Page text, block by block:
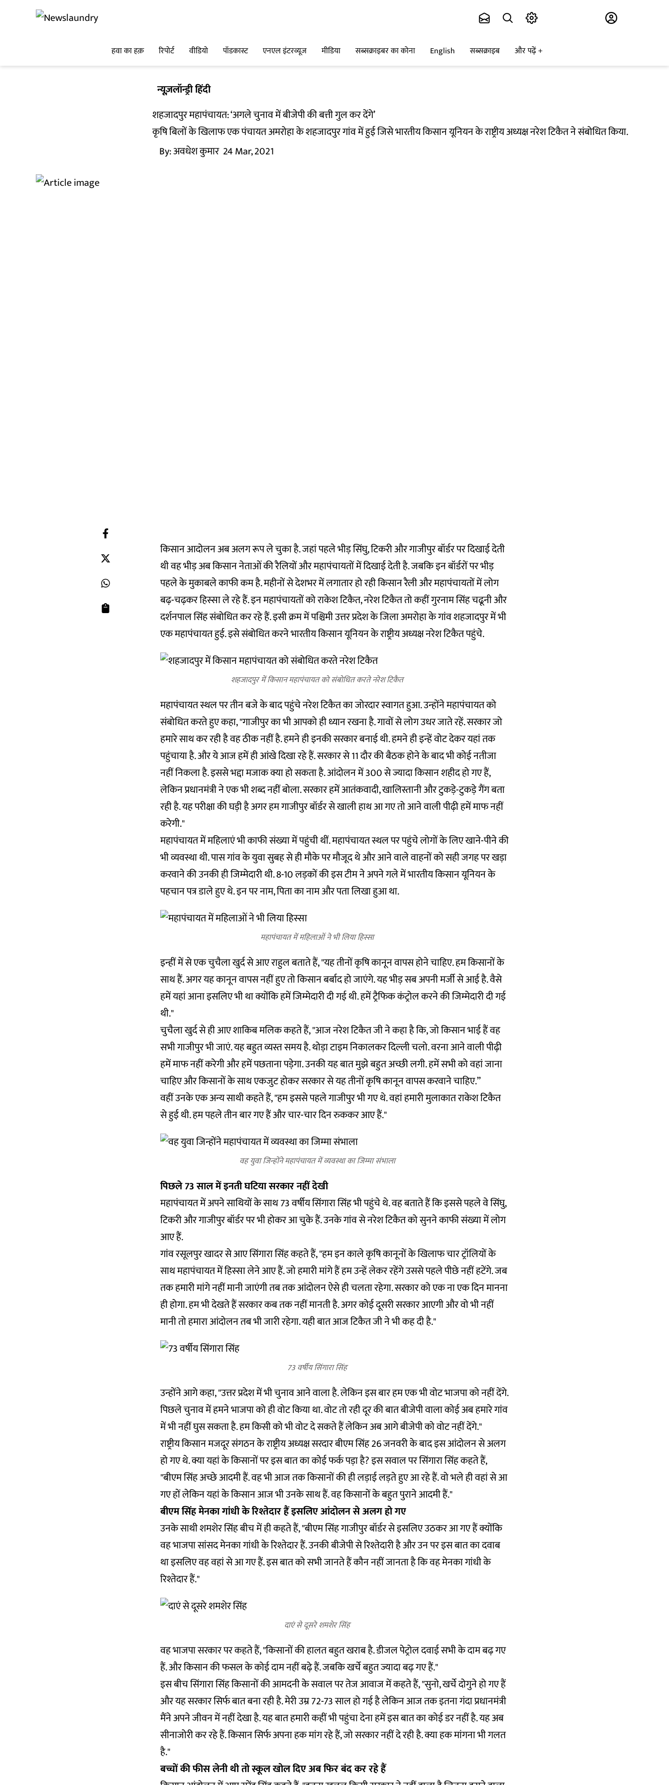
हवा का हक़ रिपोर्ट वीडियो पॉडकास्ट एनएल इंटरव्यूज मीडिया सब्सक्राइबर का कोना English सब्सक्राइब और पढ़ें
न्यूज़लॉन्ड्री हिंदी
शहजादपुर महापंचायत: ‘अगले चुनाव में बीजेपी की बत्ती गुल कर देंगे’
कृषि बिलों के खिलाफ एक पंचायत अमरोहा के शहजादपुर गांव में हुई जिसे भारतीय किसान यूनियन के राष्ट्रीय अध्यक्ष नरेश टिकैत ने संबोधित किया.
By:अवधेश कुमार 24 Mar, 2021
किसान आदोलन अब अलग रूप ले चुका है. जहां पहले भीड़ सिंघु, टिकरी और गाजीपुर बॉर्डर पर दिखाई देती
थी वह भीड़ अब किसान नेताओं की रैलियों और महापंचायतों में दिखाई देती है. जबकि इन बॉर्डरों पर भीड़
पहले के मुकाबले काफी कम है. महीनों से देशभर में लगातार हो रही किसान रैली और महापंचायतों में लोग
बढ़-चढ़कर हिस्सा ले रहे हैं. इन महापंचायतों को राकेश टिकैत, नरेश टिकैत तो कहीं गुरनाम सिंह चढूनी और
दर्शनपाल सिंह संबोधित कर रहे हैं. इसी क्रम में पश्चिमी उत्तर प्रदेश के जिला अमरोहा के गांव शहजादपुर में भी
एक महापंचायत हुई. इसे संबोधित करने भारतीय किसान यूनियन के राष्ट्रीय अध्यक्ष नरेश टिकैत पहुंचे.
शहजादपुर में किसान महापंचायत को संबोधित करते नरेश टिकैत
महापंचायत स्थल पर तीन बजे के बाद पहुंचे नरेश टिकैत का जोरदार स्वागत हुआ. उन्होंने महापंचायत को
संबोधित करते हुए कहा, "गाजीपुर का भी आपको ही ध्यान रखना है. गावों से लोग उधर जाते रहें. सरकार जो
हमारे साथ कर रही है वह ठीक नहीं है. हमने ही इनकी सरकार बनाई थी. हमने ही इन्हें वोट देकर यहां तक
पहुंचाया है. और ये आज हमें ही आंखे दिखा रहे हैं. सरकार से 11 दौर की बैठक होने के बाद भी कोई नतीजा
नहीं निकला है. इससे भद्दा मजाक क्या हो सकता है. आंदोलन में 300 से ज्यादा किसान शहीद हो गए हैं,
लेकिन प्रधानमंत्री ने एक भी शब्द नहीं बोला. सरकार हमें आतंकवादी, खालिस्तानी और टुकड़े-टुकड़े गैंग बता
रही है. यह परीक्षा की घड़ी है अगर हम गाजीपुर बॉर्डर से खाली हाथ आ गए तो आने वाली पीढ़ी हमें माफ नहीं
करेगी."
महापंचायत में महिलाएं भी काफी संख्या में पहुंची थीं. महापंचायत स्थल पर पहुंचे लोगों के लिए खाने-पीने की
भी व्यवस्था थी. पास गांव के युवा सुबह से ही मौके पर मौजूद थे और आने वाले वाहनों को सही जगह पर खड़ा
करवाने की उनकी ही जिम्मेदारी थी. 8-10 लड़कों की इस टीम ने अपने गले में भारतीय किसान यूनियन के
पहचान पत्र डाले हुए थे. इन पर नाम, पिता का नाम और पता लिखा हुआ था.
महापंचायत में महिलाओं ने भी लिया हिस्सा
इन्हीं में से एक चुचैला खुर्द से आए राहुल बताते हैं, "यह तीनों कृषि कानून वापस होने चाहिए. हम किसानों के
साथ हैं. अगर यह कानून वापस नहीं हुए तो किसान बर्बाद हो जाएंगे. यह भीड़ सब अपनी मर्जी से आई है. वैसे
हमें यहां आना इसलिए भी था क्योंकि हमें जिम्मेदारी दी गई थी. हमें ट्रैफिक कंट्रोल करने की जिम्मेदारी दी गई
थी."
चुचैला खुर्द से ही आए शाकिब मलिक कहते हैं, "आज नरेश टिकैत जी ने कहा है कि, जो किसान भाई हैं वह
सभी गाजीपुर भी जाएं. यह बहुत व्यस्त समय है. थोड़ा टाइम निकालकर दिल्ली चलो. वरना आने वाली पीढ़ी
हमें माफ नहीं करेगी और हमें पछताना पड़ेगा. उनकी यह बात मुझे बहुत अच्छी लगी. हमें सभी को वहां जाना
चाहिए और किसानों के साथ एकजुट होकर सरकार से यह तीनों कृषि कानून वापस करवाने चाहिए.”
वहीं उनके एक अन्य साथी कहते हैं, "हम इससे पहले गाजीपुर भी गए थे. वहां हमारी मुलाकात राकेश टिकैत
से हुई थी. हम पहले तीन बार गए हैं और चार-चार दिन रुककर आए हैं."
वह युवा जिन्होंने महापंचायत में व्यवस्था का जिम्मा संभाला
पिछले 73 साल में इनती घटिया सरकार नहीं देखी
महापंचायत में अपने साथियों के साथ 73 वर्षीय सिंगारा सिंह भी पहुंचे थे. वह बताते हैं कि इससे पहले वे सिंघु,
टिकरी और गाजीपुर बॉर्डर पर भी होकर आ चुके हैं. उनके गांव से नरेश टिकैत को सुनने काफी संख्या में लोग
आए हैं.
गांव रसूलपुर खादर से आए सिंगारा सिंह कहते हैं, "हम इन काले कृषि कानूनों के खिलाफ चार ट्रॉलियों के
साथ महापंचायत में हिस्सा लेने आए हैं. जो हमारी मांगे हैं हम उन्हें लेकर रहेंगे उससे पहले पीछे नहीं हटेंगे. जब
तक हमारी मांगे नहीं मानी जाएंगी तब तक आंदोलन ऐसे ही चलता रहेगा. सरकार को एक ना एक दिन मानना
ही होगा. हम भी देखते हैं सरकार कब तक नहीं मानती है. अगर कोई दूसरी सरकार आएगी और वो भी नहीं
मानी तो हमारा आंदोलन तब भी जारी रहेगा. यही बात आज टिकैत जी ने भी कह दी है."
73 वर्षीय सिंगारा सिंह
उन्होंने आगे कहा, "उत्तर प्रदेश में भी चुनाव आने वाला है. लेकिन इस बार हम एक भी वोट भाजपा को नहीं देंगे.
पिछले चुनाव में हमने भाजपा को ही वोट किया था. वोट तो रही दूर की बात बीजेपी वाला कोई अब हमारे गांव
में भी नहीं घुस सकता है. हम किसी को भी वोट दे सकते हैं लेकिन अब आगे बीजेपी को वोट नहीं देंगे."
राष्ट्रीय किसान मजदूर संगठन के राष्ट्रीय अध्यक्ष सरदार बीएम सिंह 26 जनवरी के बाद इस आंदोलन से अलग
हो गए थे. क्या यहां के किसानों पर इस बात का कोई फर्क पड़ा है? इस सवाल पर सिंगारा सिंह कहते हैं,
"बीएम सिंह अच्छे आदमी हैं. वह भी आज तक किसानों की ही लड़ाई लड़ते हुए आ रहे हैं. वो भले ही वहां से आ
गए हों लेकिन यहां के किसान आज भी उनके साथ हैं. वह किसानों के बहुत पुराने आदमी हैं."
बीएम सिंह मेनका गांधी के रिश्तेदार हैं इसलिए आंदोलन से अलग हो गए
उनके साथी शमशेर सिंह बीच में ही कहते हैं, "बीएम सिंह गाजीपुर बॉर्डर से इसलिए उठकर आ गए हैं क्योंकि
वह भाजपा सांसद मेनका गांधी के रिश्तेदार हैं. उनकी बीजेपी से रिश्तेदारी है और उन पर इस बात का दवाब
था इसलिए वह वहां से आ गए हैं. इस बात को सभी जानते हैं कौन नहीं जानता है कि वह मेनका गांधी के
रिश्तेदार हैं."
दाएं से दूसरे शमशेर सिंह
वह भाजपा सरकार पर कहते हैं, "किसानों की हालत बहुत खराब है. डीजल पेट्रोल दवाई सभी के दाम बढ़ गए
हैं. और किसान की फसल के कोई दाम नहीं बढ़े हैं. जबकि खर्चे बहुत ज्यादा बढ़ गए हैं."
इस बीच सिंगारा सिंह किसानों की आमदनी के सवाल पर तेज आवाज में कहते हैं, "सुनो, खर्चे दोगुने हो गए हैं
और यह सरकार सिर्फ बात बना रही है. मेरी उम्र 72-73 साल हो गई है लेकिन आज तक इतना गंदा प्रधानमंत्री
मैंने अपने जीवन में नहीं देखा है. यह बात हमारी कहीं भी पहुंचा देना हमें इस बात का कोई डर नहीं है. यह अब
सीनाजोरी कर रहे हैं. किसान सिर्फ अपना हक मांग रहे हैं, जो सरकार नहीं दे रही है. क्या हक मांगना भी गलत
है."
बच्चों की फीस लेनी थी तो स्कूल खोल दिए अब फिर बंद कर रहे हैं